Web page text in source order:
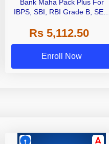
Bank Maha Pack Plus For
IBPS, SBI, RBI Grade B, SEBI
Other Grade A & Grade B Bank
Exams
Rs 5,112.50
Enroll Now